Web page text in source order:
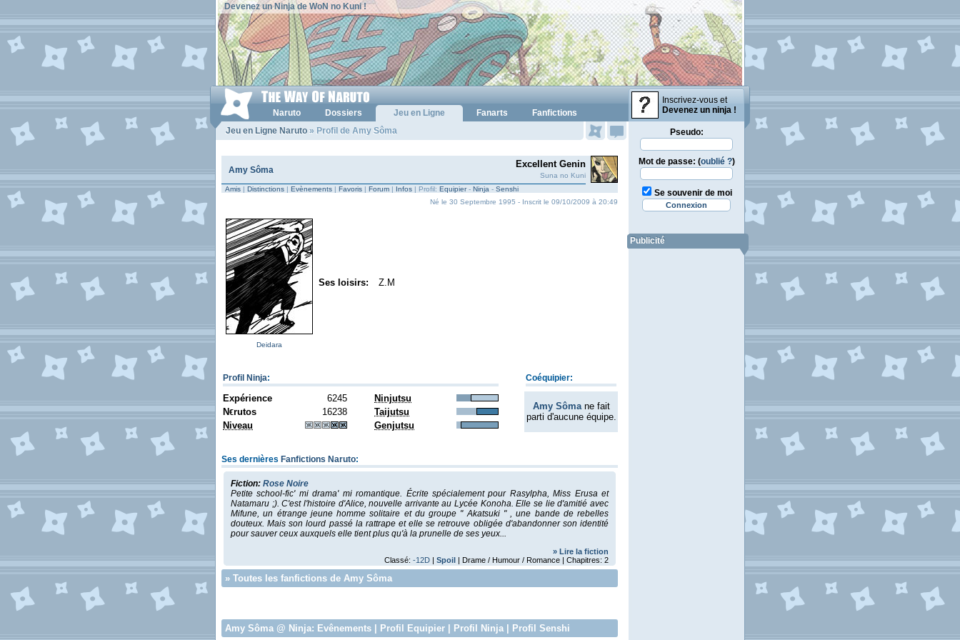
Devenez un Ninja de WoN no Kuni !
Inscrivez-vous et
Devenez un ninja !
Naruto Dossiers Jeu en Ligne Fanarts
Fanfictions
Jeu en Ligne Naruto » Profil de Amy Sôma
Amy Sôma
Excellent Genin
Suna no Kuni
Amis | Distinctions | Evènements | Favoris | Forum | Infos | Profil: Equipier- Ninja - Senshi
Né le 30 Septembre 1995 - Inscrit le 09/10/2009 à 20:49
Deidara
Ses loisirs: Z.M
Profil Ninja: Coéquipier:
Expérience 6245 Ninjutsu
Amy Sômane fait
parti d'aucune équipe.
N€rutos 16238
Taijutsu
Niveau
Genjutsu
Ses dernières Fanfictions Naruto:
Fiction: Rose Noire
Petite school-fic' mi drama' mi romantique. Écrite spécialement pour Rasylpha, Miss Erusa et
Natamaru ;). C'est l'histoire d'Alice, nouvelle arrivante au Lycée Konoha. Elle se lie d'amitié avec
Mifune, un étrange jeune homme solitaire et du groupe " Akatsuki " , une bande de rebelles
douteux. Mais son lourd passé la rattrape et elle se retrouve obligée d'abandonner son identité
pour sauver ceux auxquels elle tient plus qu'à la prunelle de ses yeux...
» Lire la fiction
Classé: -12D | Spoil | Drame / Humour / Romance | Chapitres: 2
» Toutes les fanfictions de Amy Sôma
Amy Sôma@ Ninja: Evênements Profil Equipier Profil Ninja| Profil Senshi
Pseudo:
Mot de passe: (oublié ?)
Se souvenir de moi
Publicité